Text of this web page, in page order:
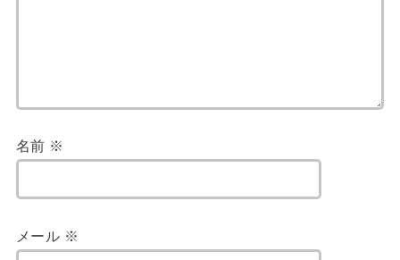
名前 ※
メール ※